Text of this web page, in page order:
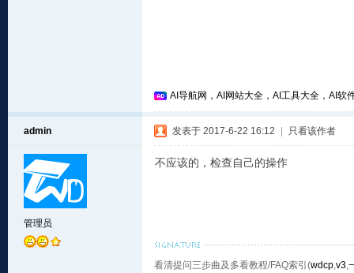
AI导航网，AI网站大全，AI工具大全，AI软
admin
管理员
发表于 2017-6-22 16:12 只看该作者
不应该的，检查自己的操作
看清提问三步曲及多看教程/FAQ索引(wdcp,v3,